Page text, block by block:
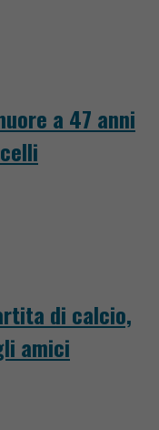
a 47 anni
di calcio,
amici